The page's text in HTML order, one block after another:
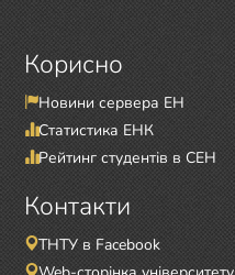
Корисно
Новини сервера ЕН
Статистика ЕНК
Рейтинг студентів в СЕН
Контакти
ТНТУ в Facebook